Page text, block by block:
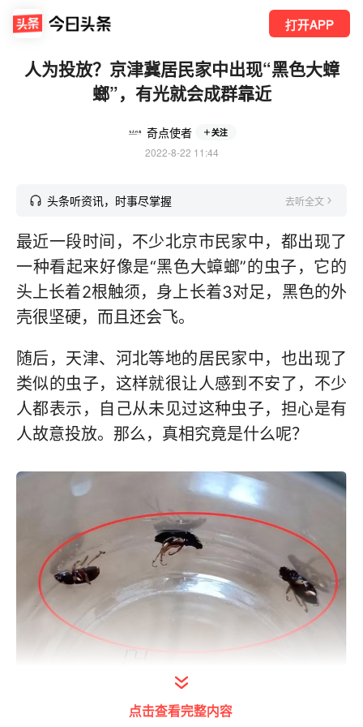
打开APP
人为投放？京津冀居民家中出现“黑色大蟑
螂”，有光就会成群靠近
奇点使者 关注
2022-8-22 11:44
头条听资讯，时事尽掌握 去听全文
最近一段时间，不少北京市民家中，都出现了
一种看起来好像是“黑色大蟑螂”的虫子，它的
头上长着2根触须，身上长着3对足，黑色的外
壳很坚硬，而且还会飞。
随后，天津、河北等地的居民家中，也出现了
类似的虫子，这样就很让人感到不安了，不少
人都表示，自己从未见过这种虫子，担心是有
人故意投放。那么，真相究竟是什么呢？
点击查看完整内容